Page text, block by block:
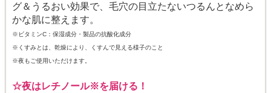
グ＆うるおい効果で、毛穴の目立たないつるんとなめら
かな肌に整えます。
※ビタミンC：保湿成分・製品の抗酸化成分
※くすみとは、乾燥により、くすんで見える様子のこと
※夜もご使用いただけます。
☆夜はレチノール※を届ける！